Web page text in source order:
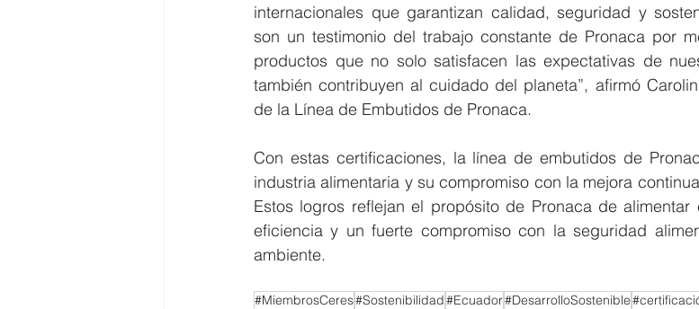
internacionales que garantizan calidad, seguridad y
son un testimonio del trabajo constante de Pronaca por
productos que no solo satisfacen las expectativas de
también contribuyen al cuidado del planeta”, afirmó
de la Línea de Embutidos de Pronaca.
Con estas certificaciones, la línea de embutidos de
industria alimentaria y su compromiso con la mejora
Estos logros reflejan el propósito de Pronaca de
eficiencia y un fuerte compromiso con la seguridad
ambiente.
#MiembrosCeres#Sostenibilidad#Ecuador#DesarrolloSostenible